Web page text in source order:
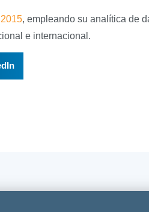
, empleando su analítica de
e internacional.